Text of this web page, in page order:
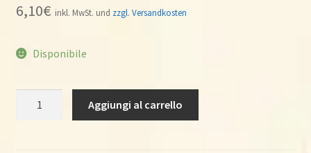
6,10€ inkl. MwSt. und zzgl. Versandkosten
Disponibile
Aggiungi al carrello